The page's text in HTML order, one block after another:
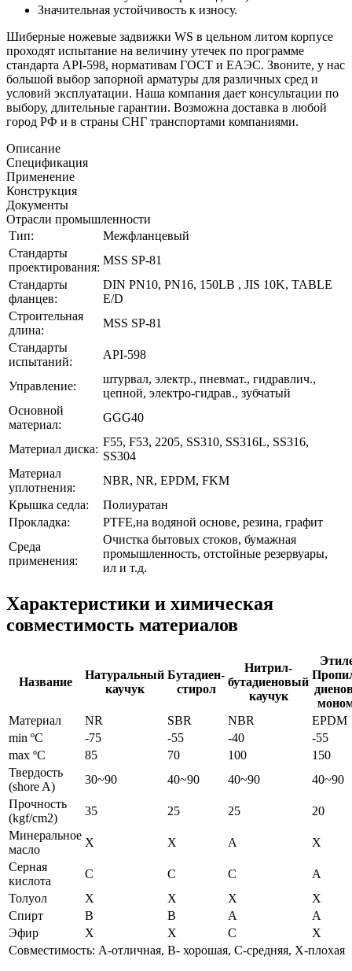
Значительная устойчивость к износу.
Шиберные ножевые задвижки WS в цельном литом корпусе
проходят испытание на величину утечек по программе
стандарта API-598, нормативам ГОСТ и ЕАЭС. Звоните, у нас
большой выбор запорной арматуры для различных сред и
условий эксплуатации. Наша компания дает консультации по
выбору, длительные гарантии. Возможна доставка в любой
город РФ и в страны СНГ транспортами компаниями.
Описание
Спецификация
Применение
Конструкция
Документы
Отрасли промышленности
Тип:
Межфланцевый
Стандарты
проектирования:
MSS SP-81
Стандарты
фланцев:
DIN PN10, PN16, 150LB , JIS 10K, TABLE
E/D
Строительная
длина:
MSS SP-81
Стандарты
испытаний:
API-598
Управление:
штурвал, электр., пневмат., гидравлич.,
цепной, электро-гидрав., зубчатый
Основной
материал:
GGG40
Материал диска:
F55, F53, 2205, SS310, SS316L, SS316,
SS304
Материал
уплотнения:
NBR, NR, EPDM, FKM
Крышка седла:
Полиуратан
Прокладка:
PTFE,на водяной основе, резина, графит
Среда
применения:
Очистка бытовых стоков, бумажная
промышленность, отстойные резервуары,
ил и т.д.
Характеристики и химическая
совместимость материалов
Название
Натуральный
каучук
Бутадиен-
стирол
Нитрил-
бутадиеновый
каучук
Материал
NR SBR NBR
EPDM
min ºC
-75 -55 -40
-55
max ºC
85 70 100
150
Твердость
(shore A)
30~90 40~90 40~90
40~90
Прочность
(kgf/cm2)
35 25 25
20
Минеральное
масло
X X A
X
Серная
кислота
C C C
A
Толуол
X X X
X
Спирт
B B A
A
Эфир
X X C
X
Совместимость: A-отличная, B- хорошая, C-средняя, X-плохая